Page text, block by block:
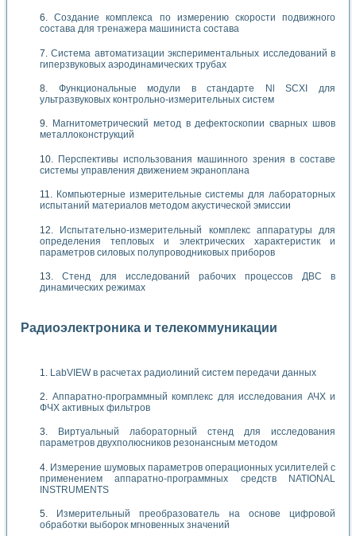
Создание комплекса по измерению скорости подвижного
состава для тренажера машиниста состава
Система автоматизации экспериментальных исследований в
гиперзвуковых аэродинамических трубах
Функциональные модули в стандарте Nl SCXI для
ультразвуковых контрольно-измерительных систем
Магнитометрический метод в дефектоскопии сварных швов
металлоконструкций
Перспективы использования машинного зрения в составе
системы управления движением экраноплана
Компьютерные измерительные системы для лабораторных
испытаний материалов методом акустической эмиссии
Испытательно-измерительный комплекс аппаратуры для
определения тепловых и электрических характеристик и
параметров силовых полупроводниковых приборов
Стенд для исследований рабочих процессов ДВС в
динамических режимах
Радиоэлектроника и телекоммуникации
LabVIEW в расчетах радиолиний систем передачи данных
Аппаратно-программный комплекс для исследования АЧХ и
ФЧХ активных фильтров
Виртуальный лабораторный стенд для исследования
параметров двухполюсников резонансным методом
Измерение шумовых параметров операционных усилителей с
применением аппаратно-программных средств NATIONAL
INSTRUMENTS
Измерительный преобразователь на основе цифровой
обработки выборок мгновенных значений